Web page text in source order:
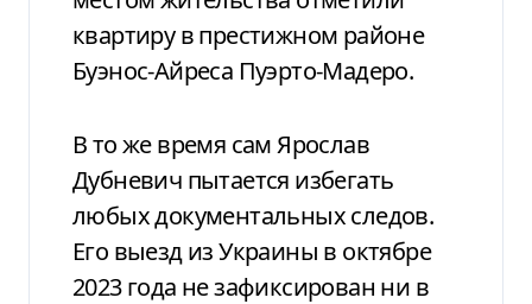
квартиру в престижном районе
Буэнос-Айреса Пуэрто-Мадеро.
В то же время сам Ярослав
Дубневич пытается избегать
любых документальных следов.
Его выезд из Украины в октябре
2023 года не зафиксирован ни в